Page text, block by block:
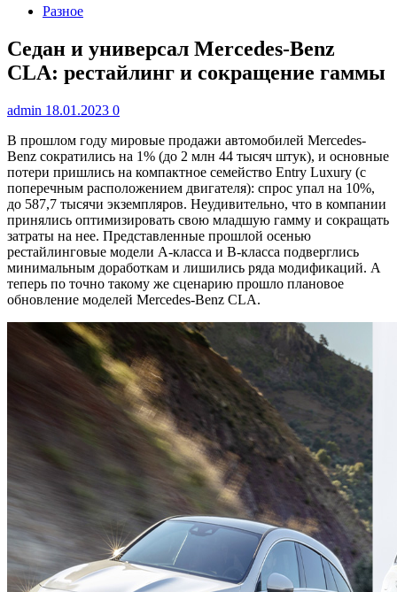
Разное
Седан и универсал Mercedes-Benz
CLA: рестайлинг и сокращение гаммы
admin 18.01.2023 0
В прошлом году мировые продажи автомобилей Mercedes-
Benz сократились на 1% (до 2 млн 44 тысяч штук), и основные
потери пришлись на компактное семейство Entry Luxury (с
поперечным расположением двигателя): спрос упал на 10%,
до 587,7 тысячи экземпляров. Неудивительно, что в компании
принялись оптимизировать свою младшую гамму и сокращать
затраты на нее. Представленные прошлой осенью
рестайлинговые модели A-класса и B-класса подверглись
минимальным доработкам и лишились ряда модификаций. А
теперь по точно такому же сценарию прошло плановое
обновление моделей Mercedes-Benz CLA.